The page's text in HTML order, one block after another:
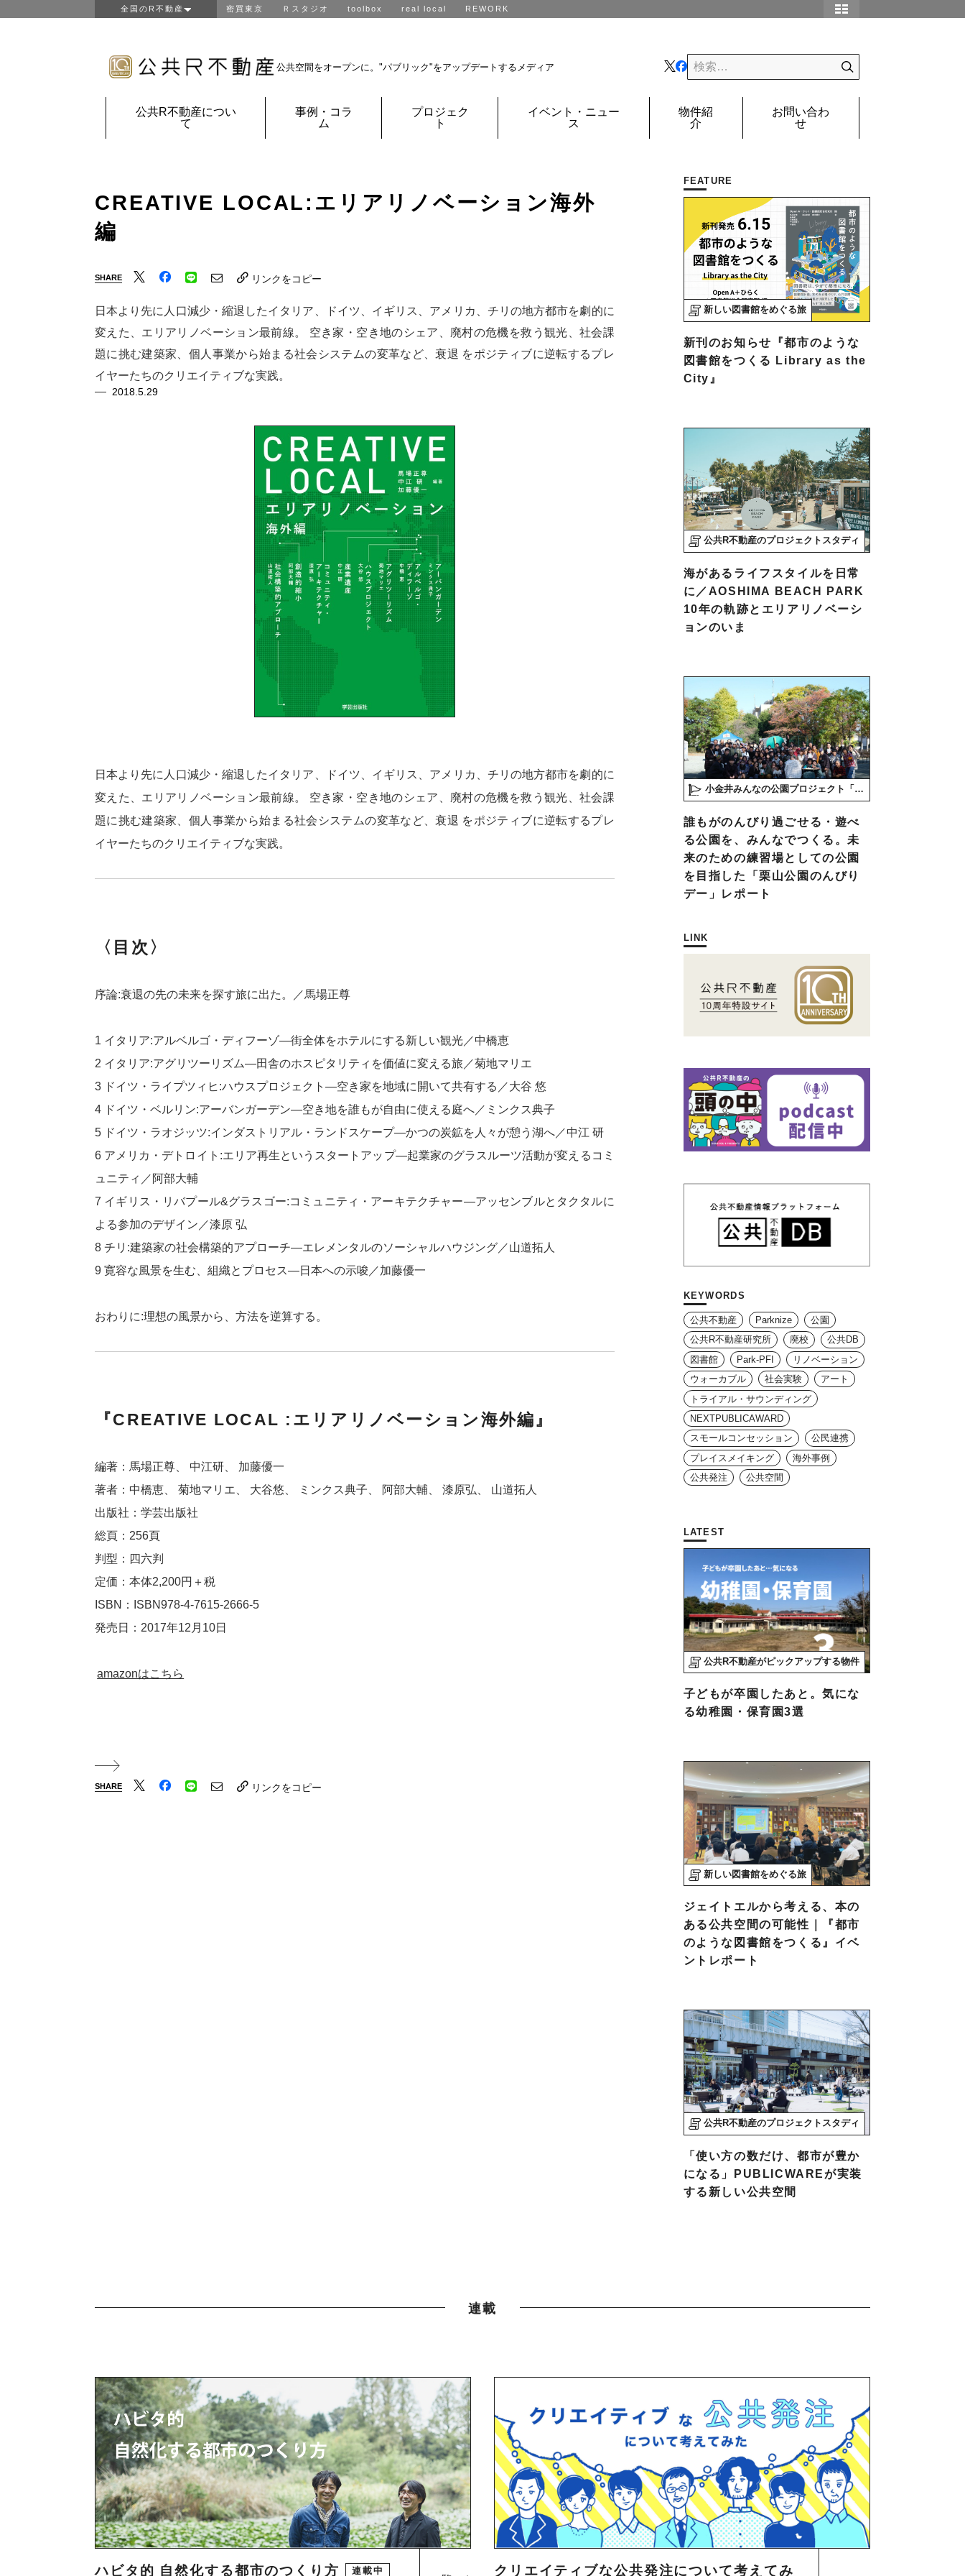
全国のR不動産
房総R不動産
鎌倉Ｒ不動産
京都Ｒ不動産
団地Ｒ不動産
密買東京 Ｒスタジオ toolbox real local REWORK
不動産以外でも、いろいろやってます。
公共空間をオープンに。 "パブリック"をアップデートするメディア
公共R不動産につい
て
事例・コラ
ム
プロジェク
ト
イベント・ニュー
ス
物件紹
介
お問い合わ
せ
CREATIVE LOCAL:エリアリノベーション海外
編
SHARE リンクをコピー
日本より先に人口減少・縮退したイタリア、ドイツ、イギリス、アメリカ、チリの地方都市を劇的に
変えた、エリアリノベーション最前線。 空き家・空き地のシェア、廃村の危機を救う観光、社会課
題に挑む建築家、個人事業から始まる社会システムの変革など、衰退 をポジティブに逆転するプレ
イヤーたちのクリエイティブな実践。
2018.5.29
日本より先に人口減少・縮退したイタリア、ドイツ、イギリス、アメリカ、チリの地方都市を劇的に
変えた、エリアリノベーション最前線。 空き家・空き地のシェア、廃村の危機を救う観光、社会課
題に挑む建築家、個人事業から始まる社会システムの変革など、衰退 をポジティブに逆転するプレ
イヤーたちのクリエイティブな実践。
〈目次〉
序論:衰退の先の未来を探す旅に出た。／馬場正尊
1 イタリア:アルベルゴ・ディフーゾ―街全体をホテルにする新しい観光／中橋恵
2 イタリア:アグリツーリズム―田舎のホスピタリティを価値に変える旅／菊地マリエ
3 ドイツ・ライプツィヒ:ハウスプロジェクト―空き家を地域に開いて共有する／大谷 悠
4 ドイツ・ベルリン:アーバンガーデン―空き地を誰もが自由に使える庭へ／ミンクス典子
5 ドイツ・ラオジッツ:インダストリアル・ランドスケープ―かつの炭鉱を人々が憩う湖へ／中江 研
6 アメリカ・デトロイト:エリア再生というスタートアップ―起業家のグラスルーツ活動が変えるコミ
ュニティ／阿部大輔
7 イギリス・リバプール&グラスゴー:コミュニティ・アーキテクチャー―アッセンブルとタクタルに
よる参加のデザイン／漆原 弘
8 チリ:建築家の社会構築的アプローチ―エレメンタルのソーシャルハウジング／山道拓人
9 寛容な風景を生む、組織とプロセス―日本への示唆／加藤優一
おわりに:理想の風景から、方法を逆算する。
『CREATIVE LOCAL :エリアリノベーション海外編』
編著：馬場正尊、 中江研、 加藤優一
著者：中橋恵、 菊地マリエ、 大谷悠、 ミンクス典子、‎ 阿部大輔、 漆原弘、‎ 山道拓人
出版社：学芸出版社
総頁：256頁
判型：四六判
定価：本体2,200円＋税
ISBN：ISBN978-4-7615-2666-5
発売日：2017年12月10日
amazonはこちら
SHARE リンクをコピー
FEATURE
新しい図書館をめぐる旅
新刊のお知らせ『都市のような
図書館をつくる Library as the
City』
公共R不動産のプロジェクトスタディ
海があるライフスタイルを日常
に／AOSHIMA BEACH PARK
10年の軌跡とエリアリノベーシ
ョンのいま
小金井みんなの公園プロジェクト「play here」
誰もがのんびり過ごせる・遊べ
る公園を、みんなでつくる。未
来のための練習場としての公園
を目指した「栗山公園のんびり
デー」レポート
LINK
KEYWORDS
公共不動産 Parknize
公園
公共R不動産研究所
廃校
公共DB
図書館
Park-PFI
リノベーション
ウォーカブル
社会実験
アート
トライアル・サウンディング
NEXTPUBLICAWARD
スモールコンセッション
公民連携
プレイスメイキング
海外事例
公共発注
公共空間
LATEST
公共R不動産がピックアップする物件
子どもが卒園したあと。気にな
る幼稚園・保育園3選
新しい図書館をめぐる旅
ジェイトエルから考える、本の
ある公共空間の可能性｜『都市
のような図書館をつくる』イベ
ントレポート
公共R不動産のプロジェクトスタディ
「使い方の数だけ、都市が豊か
になる」PUBLICWAREが実装
する新しい公共空間
連載
ハビタ的 自然化する都市のつくり方 連載中 クリエイティブな公共発注について考えてみ